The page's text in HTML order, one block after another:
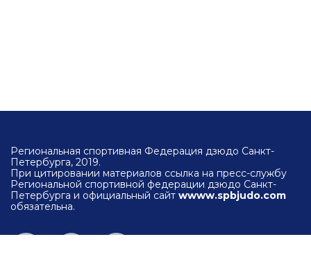
Региональная спортивная Федерация дзюдо Санкт-
Петербурга, 2019.
При цитировании материалов ссылка на пресс-службу
Региональной спортивной федерации дзюдо Санкт-
Петербурга и официальный сайт wwww.spbjudo.com
обязательна.